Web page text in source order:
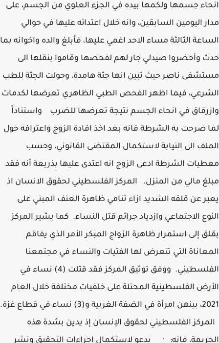
انحاء جسمها ولكمها بيده في الجزء العلوي من الجسم، على
مدار اليومين السابقين، وانه خلال اعتدائه عليها في حوالي
الساعة الثالثة مساء الاحد اغمي عليها، فأبلغ والده واخوانه بما
حدث وأحضروا صيدلي جار لهم لفحصها وقاموا بنقلها الى
مستشفى ناصر حيث تبين انها جثة هامدة، وحولت الجثة للطب
الشرعي، فيما اظهر الفحص الطبي الظاهري تعرضها لكدمات
وازرقاق في انحاء الجسم نتيجة تعرضها للضرب واستناداً
لما صرحت به الشرطة فانه بعد اخذ افادة الزوج واعترافه حول
الملف الى النيابة لاستكمال المقتضى القانوني، وحسب
معطيات الشرطة ادعى الزوج انه اعتدى عليها بذريعة أنه فقد
مبلغ مالي من المنزل. المركز الفلسطيني لحقوق الانسان اذ
يعبر عن قلقه الشديد ازاء تنامي ظاهرة العنف المبني على
النوع الاجتماعي وازدياد جرائم قتل النساء. كما يشير المركز
بقلق إلى استمرار ظاهرة الزواج المبكر الأمر الذي يفاقم
المعاناة التي تتعرض لها الفتيات والنساء في مجتمعنا
الفلسطيني. ووفق توثيق المركز فقد قتلت (4) نساء في
الأرض الفلسطينية المحتلة على خلفيات مختلفة خلال العام
2021، بينهن امرأة في الضفة الغربية و(3) نساء في قطاع غزة.
المركز الفلسطيني لحقوق الإنسان إذ يدين بشدة هذه
الجريمة، فإنه: · يدعو لاستكمال إجراءات التحقيق ونشر